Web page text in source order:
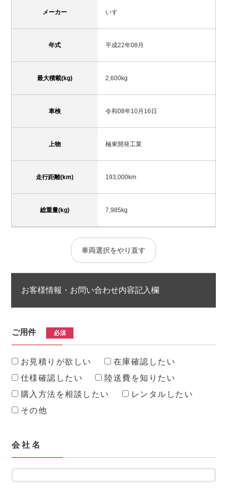
メーカー いすゞ
年式 平成22年08月
最大積載(kg) 2,600kg
車検 令和08年10月16日
上物 極東開発工業
走行距離(km) 193,000km
総重量(kg) 7,985kg
車両選択をやり直す
お客様情報・お問い合わせ内容記入欄
ご用件 必須
お見積りが欲しい
在庫確認したい
仕様確認したい
陸送費を知りたい
購入方法を相談したい
レンタルしたい
その他
会 社 名